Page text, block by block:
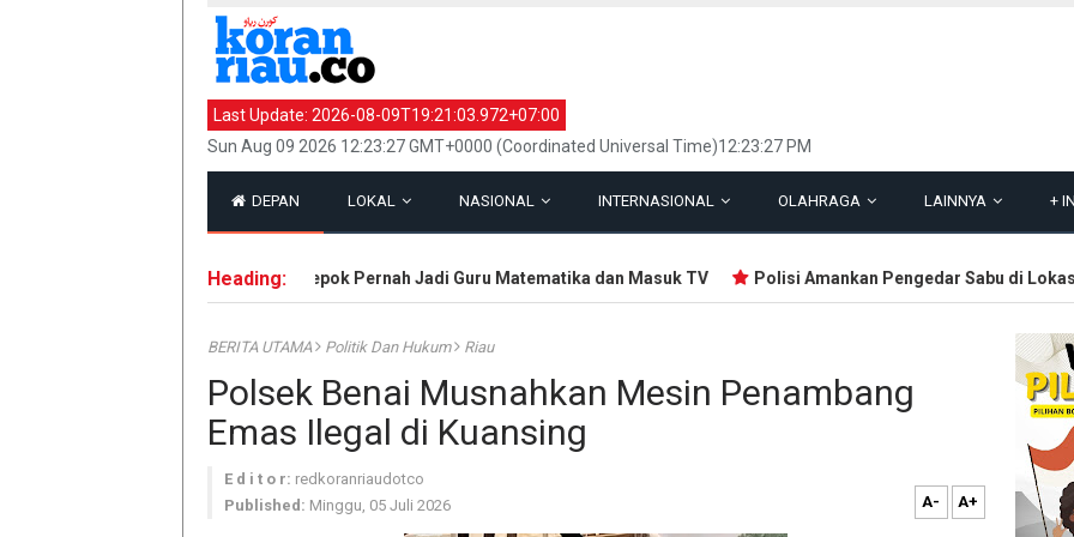
Last Update: 2026-08-09T19:21:03.972+07:00
Sun Aug 09 2026 12:23:27 GMT+0000 (Coordinated Universal Time)12:23:27 PM
DEPAN LOKAL NASIONAL INTERNASIONAL OLAHRAGA LAINNYA +
Heading:
Pelaku Mutilasi Gay di Depok Pernah Jadi Guru Matematika dan Masuk TV Polisi Amankan Pengedar Sabu di Lokasi
BERITA UTAMA Politik Dan Hukum Riau
Polsek Benai Musnahkan Mesin Penambang
Emas Ilegal di Kuansing
E d i t o r: redkoranriaudotco
Published: Minggu, 05 Juli 2026 A- A+